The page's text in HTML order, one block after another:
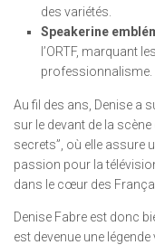
des variétés.
Speakerine
l’ORTF, marquant
professionnalisme.
Au fil des ans, Denise a
sur le devant de la
secrets”, où elle assure
passion pour la
dans le cœur des
Denise Fabre est donc
est devenue une